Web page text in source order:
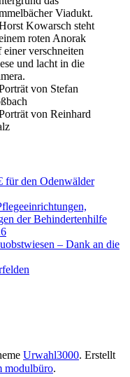
für den Odenwälder
der Behindertenhilfe
– Dank an die
Urwahl3000. Erstellt
modulbüro.